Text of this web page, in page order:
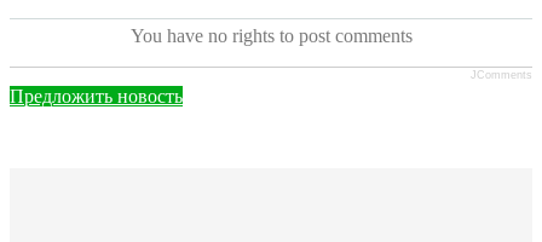
You have no rights to post comments
JComments
Предложить новость